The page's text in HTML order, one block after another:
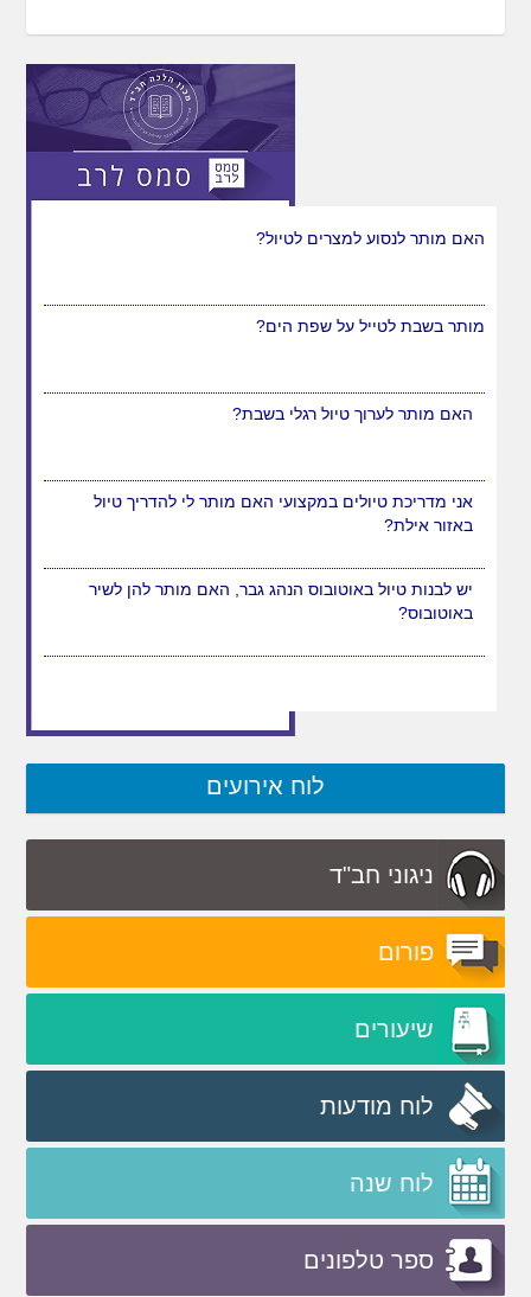
האם מותר לנסוע למצרים לטיול?
מותר בשבת לטייל על שפת הים?
האם מותר לערוך טיול רגלי בשבת?
אני מדריכת טיולים במקצועי האם מותר לי להדריך טיול
באזור אילת?
יש לבנות טיול באוטובוס הנהג גבר, האם מותר להן לשיר
באוטובוס?
לוח אירועים
ניגוני חב"ד
פורום
שיעורים
לוח מודעות
לוח שנה
ספר טלפונים